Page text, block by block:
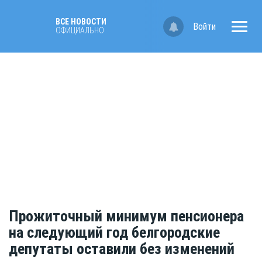
ВСЕ НОВОСТИ
ОФИЦИАЛЬНО
Войти
Прожиточный минимум пенсионера
на следующий год белгородские
депутаты оставили без изменений